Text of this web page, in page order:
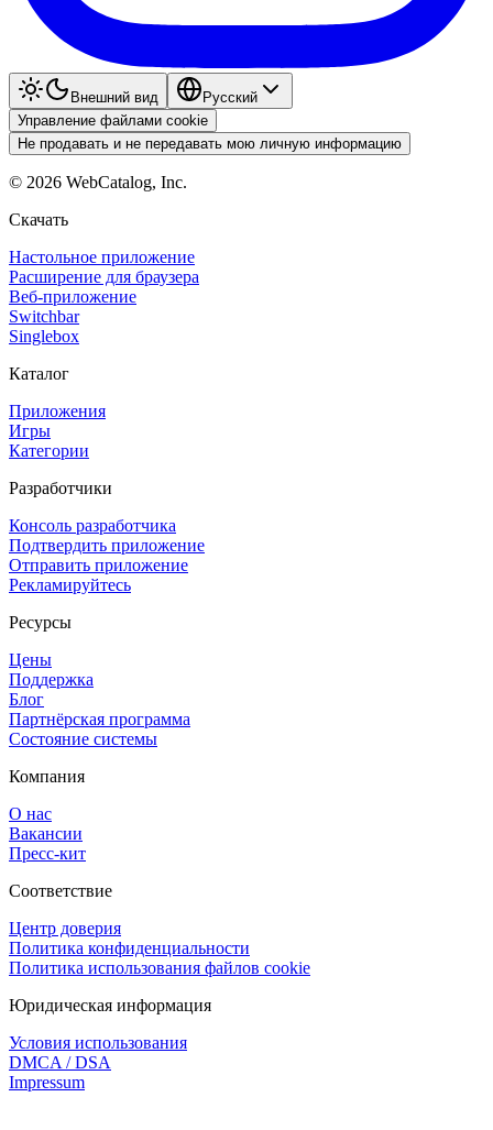
Внешний вид
Pyccкий
Управление файлами cookie
Не продавать и не передавать мою личную информацию
© 2026 WebCatalog, Inc.
Скачать
Настольное приложение
Расширение для браузера
Веб-приложение
Switchbar
Singlebox
Каталог
Приложения
Игры
Категории
Разработчики
Консоль разработчика
Подтвердить приложение
Отправить приложение
Рекламируйтесь
Ресурсы
Цены
Поддержка
Блог
Партнёрская программа
Состояние системы
Компания
О нас
Вакансии
Пресс-кит
Соответствие
Центр доверия
Политика конфиденциальности
Политика использования файлов cookie
Юридическая информация
Условия использования
DMCA / DSA
Impressum